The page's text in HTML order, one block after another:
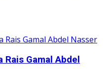
Gamal Abdel